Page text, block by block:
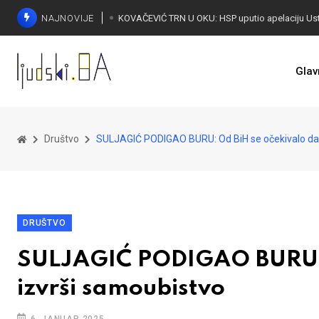
NAJNOVIJE
Društvo SULJAGIĆ PODIGAO BURU: Od BiH se očekivalo
DRUŠTVO
SULJAGIĆ PODIGAO
izvrši samoubistvo